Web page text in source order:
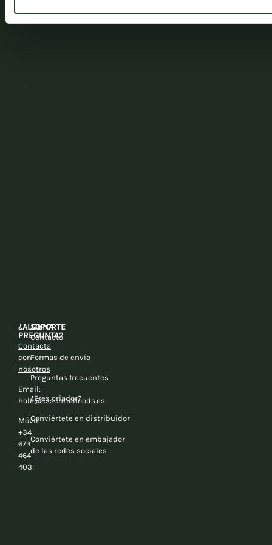
¿ALGUNA
PREGUNTA?
Contacta
con
nosotros
Email:
hola@essentialfoods.es
Móvil
+34
673
464
403
SOPORTE
Contacto
Formas de envío
Preguntas frecuentes
¿Eres criador?
Conviértete en distribuidor
Conviértete en embajador
de las redes sociales